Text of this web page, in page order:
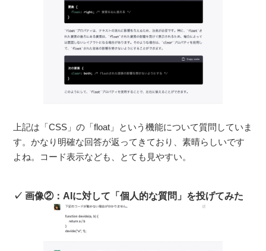
上記は「CSS」の「float」という機能について質問していま
す。かなり明確な回答が返ってきており、素晴らしいです
よね。コード表示なども、とても見やすい。
画像②：AIに対して「個人的な質問」を投げてみた